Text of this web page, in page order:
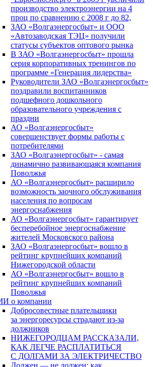
производство электроэнергии на 4
проц по сравнению с 2008 г до 82,
ЗАО «Волгаэнергосбыт» и ООО
«Автозаводская ТЭЦ» получили
статусы субъектов оптового рынка
В ЗАО «Волгаэнергосбыт» прошла
серия корпоративных тренингов по
программе «Генерация лидерства»
Руководители ЗАО «Волгаэнергосбыт»
поздравили воспитанников
подшефного дошкольного
образовательного учреждения с
праздни
АО «Волгаэнергосбыт»
совершенствует формы работы с
потребителями
ЗАО «Волгаэнергосбыт» - самая
динамично развивающаяся компания
Поволжья
АО «Волгаэнергосбыт» расширило
возможность заочного обслуживания
населения по вопросам
энергоснабжения
АО «Волгаэнергосбыт» гарантирует
бесперебойное энергоснабжение
жителей Московского района
ЗАО «Волгаэнергосбыт» вошло в
рейтинг крупнейших компаний
Нижегородской области
АО «Волгаэнергосбыт» вошло в
рейтинг крупнейших компаний
Поволжья
о компании
Добросовестные плательщики
за энергоресурсы страдают из-за
должников
НИЖЕГОРОДЦАМ РАССКАЗАЛИ,
КАК ЛЕГЧЕ РАСПЛАТИТЬСЯ
С ДОЛГАМИ ЗА ЭЛЕКТРИЧЕСТВО